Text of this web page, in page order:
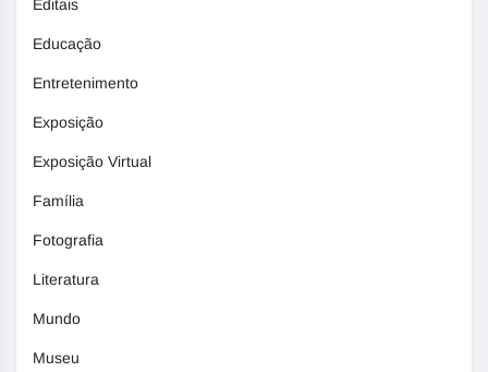
Editais
Educação
Entretenimento
Exposição
Exposição Virtual
Família
Fotografia
Literatura
Mundo
Museu